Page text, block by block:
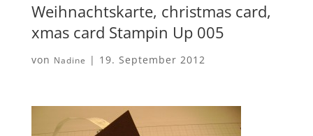
Weihnachtskarte, christmas card,
xmas card Stampin Up 005
von Nadine | 19. September 2012